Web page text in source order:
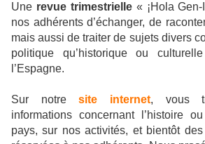
Une revue trimestrielle« ¡Hola Gen-
nos adhérents d’échanger, de
mais aussi de traiter de sujets divers
politique qu’historique ou
l’Espagne.
Sur notresite internet, vous
informations concernant l’histoire
pays, sur nos activités, et bientôt